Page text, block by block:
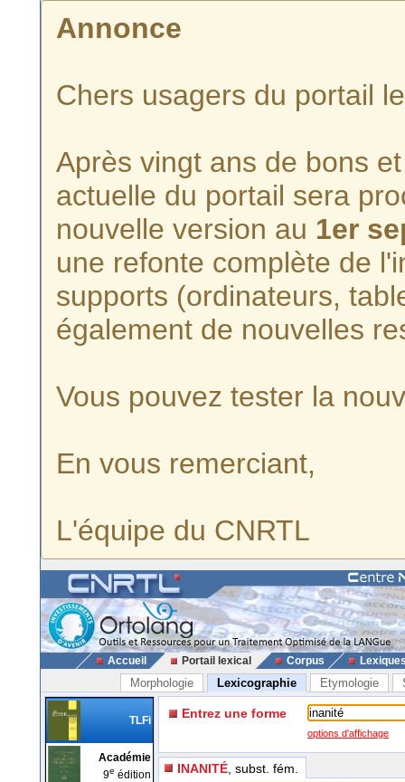
Annonce
Chers usagers du portail
Après vingt ans de bons
actuelle du portail sera
nouvelle version au 1er
une refonte complète de
supports (ordinateurs,
également de nouvelles
Vous pouvez tester la
En vous remerciant,
L'équipe du CNRTL
Accueil Portail lexical Corpus
Morphologie Lexicographie Etymologie
TLFi
Académie
9e édition
Entrez une forme
options d'affichage
INANITÉ , subst. fém.